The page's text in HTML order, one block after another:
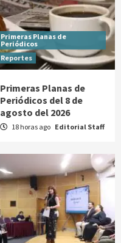
Primeras Planas de
Periódicos
Reportes
Primeras Planas de
Periódicos del 8 de
agosto del 2026
18 horas ago Editorial Staff